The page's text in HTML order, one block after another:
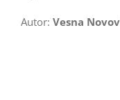
Autor: Vesna